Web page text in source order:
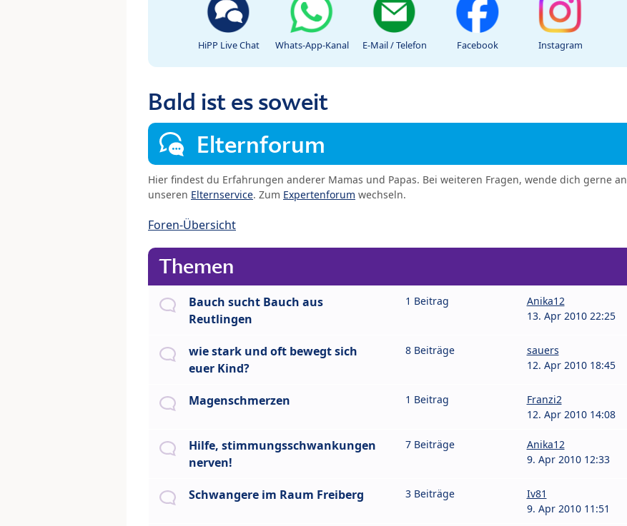
HiPP Live Chat Whats-App-Kanal E-Mail / Telefon Facebook Instagram
Bald ist es soweit
Elternforum
Hier findest du Erfahrungen anderer Mamas und Papas. Bei weiteren Fragen, wende dich gerne an
unseren Elternservice. Zum Expertenforum wechseln.
Foren-Übersicht
Themen
Bauch sucht Bauch aus
Reutlingen
1 Beitrag
Anika12
13. Apr 2010 22:25
wie stark und oft bewegt sich
euer Kind?
8 Beiträge
sauers
12. Apr 2010 18:45
Magenschmerzen 1 Beitrag
Franzi2
12. Apr 2010 14:08
Hilfe, stimmungsschwankungen
nerven!
7 Beiträge
Anika12
9. Apr 2010 12:33
Schwangere im Raum Freiberg 3 Beiträge
Iv81
9. Apr 2010 11:51